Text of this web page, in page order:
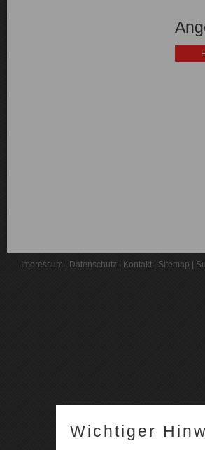
Impressum Datenschutz Kontakt Sitemap
Wichtiger